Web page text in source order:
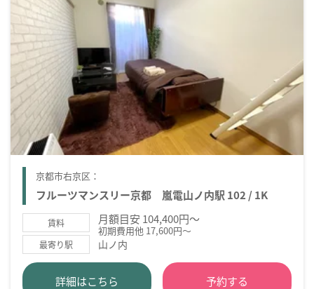
京都市右京区：
フルーツマンスリー京都 嵐電山ノ内駅 102 / 1K
賃料 月額目安 104,400円～
初期費用他 17,600円～
最寄り駅 山ノ内
詳細はこちら 予約する